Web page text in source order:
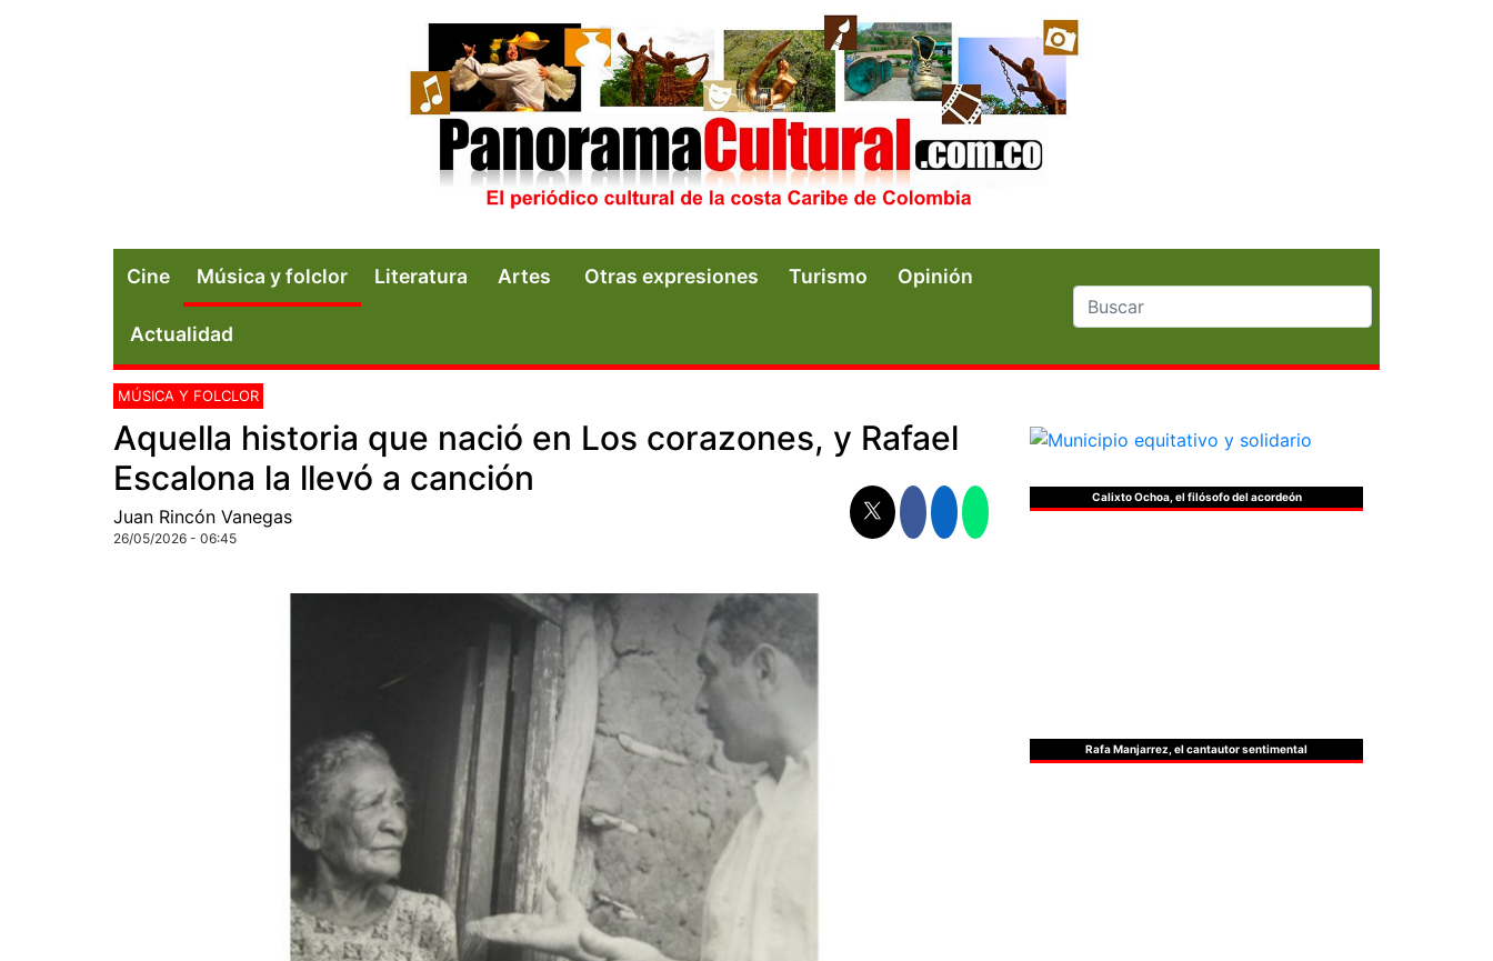
Cine Música y folclor Literatura Artes Otras expresiones Turismo Opinión
Actualidad
MÚSICA Y FOLCLOR
Aquella historia que nació en Los corazones, y Rafael
Escalona la llevó a canción
Juan Rincón Vanegas
26/05/2026 - 06:45
Calixto Ochoa, el filósofo del acordeón
Rafa Manjarrez, el cantautor sentimental